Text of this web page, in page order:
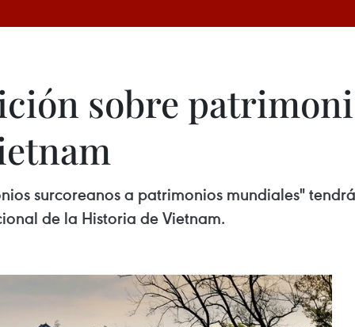
sobre
surcoreanos a patrimonios mundiales"
de la Historia de Vietnam.